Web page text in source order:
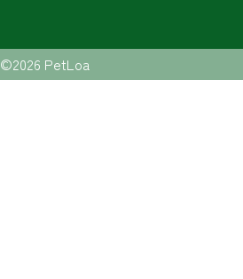
©2026 PetLoa